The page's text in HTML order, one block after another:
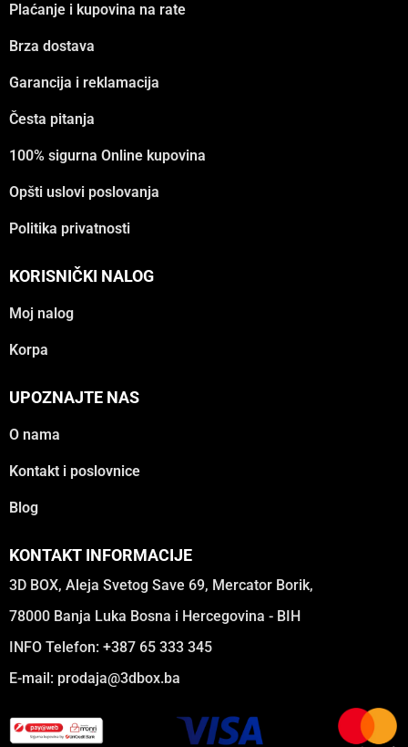
Plaćanje i kupovina na rate
Brza dostava
Garancija i reklamacija
Česta pitanja
100% sigurna Online kupovina
Opšti uslovi poslovanja
Politika privatnosti
KORISNIČKI NALOG
Moj nalog
Korpa
UPOZNAJTE NAS
O nama
Kontakt i poslovnice
Blog
KONTAKT INFORMACIJE
3D BOX, Aleja Svetog Save 69, Mercator Borik,
78000 Banja Luka Bosna i Hercegovina - BIH
INFO Telefon: +387 65 333 345
E-mail: prodaja@3dbox.ba